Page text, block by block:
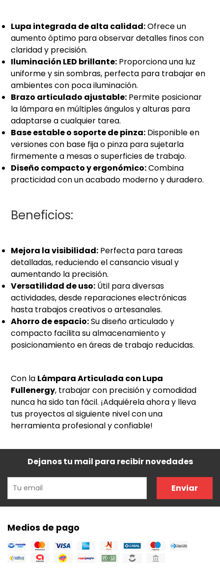
Lupa integrada de alta calidad:Ofrece un
aumento óptimo para observar detalles finos con
claridad y precisión.
Iluminación LED brillante: Proporciona una luz
uniforme y sin sombras, perfecta para trabajar en
ambientes con poca iluminación.
Brazo articulado ajustable: Permite posicionar
la lámpara en múltiples ángulos y alturas para
adaptarse a cualquier tarea.
Base estable o soporte de pinza: Disponible en
versiones con base fija o pinza para sujetarla
firmemente a mesas o superficies de trabajo.
Diseño compacto y ergonómico:Combina
practicidad con un acabado moderno y duradero.
Beneficios:
Mejora la visibilidad: Perfecta para tareas
detalladas, reduciendo el cansancio visual y
aumentando la precisión.
Versatilidad de uso: Útil para diversas
actividades, desde reparaciones electrónicas
hasta trabajos creativos o artesanales.
Ahorro de espacio:Su diseño articulado y
compacto facilita su almacenamiento y
posicionamiento en áreas de trabajo reducidas.
Con la Lámpara Articulada con Lupa
Fullenergy, trabajar con precisión y comodidad
nunca ha sido tan fácil. ¡Adquiérela ahora y lleva
tus proyectos al siguiente nivel con una
herramienta profesional y confiable!
Dejanos tu mail para recibir novedades
Enviar
Medios de pago